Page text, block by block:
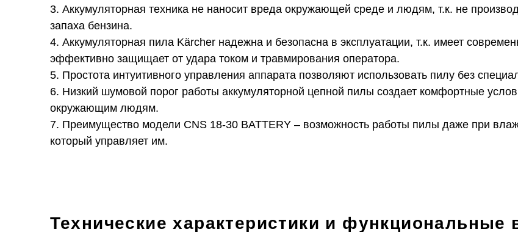
Аккумуляторная техника не наносит вреда окружающей среде и людям, т.к. не
запаха бензина.
Аккумуляторная пила Kärcher надежна и безопасна в эксплуатации, т.к. имеет
эффективно защищает от удара током и травмирования оператора.
Простота интуитивного управления аппарата позволяют использовать пилу без
Низкий шумовой порог работы аккумуляторной цепной пилы создает комфортные
окружающим людям.
Преимущество модели CNS 18-30 BATTERY – возможность работы пилы даже при
который управляет им.
Технические характеристики и функциональные